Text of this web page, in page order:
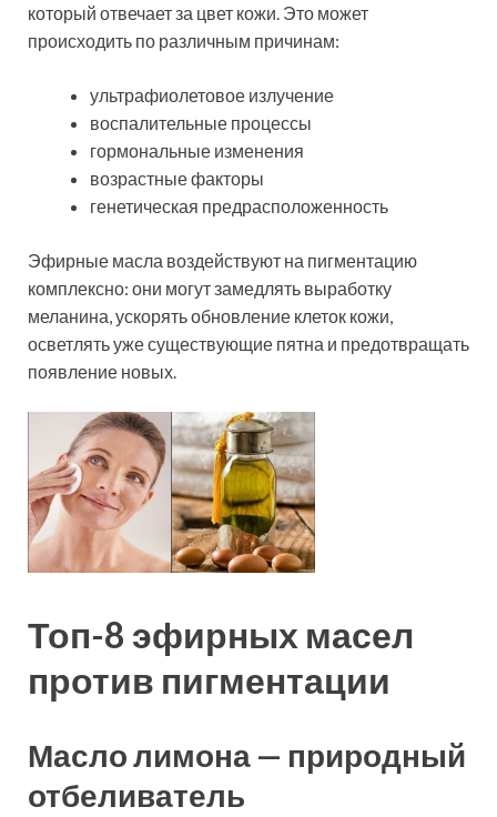
который отвечает за цвет кожи. Это может
происходить по различным причинам:
ультрафиолетовое излучение
воспалительные процессы
гормональные изменения
возрастные факторы
генетическая предрасположенность
Эфирные масла воздействуют на пигментацию
комплексно: они могут замедлять выработку
меланина, ускорять обновление клеток кожи,
осветлять уже существующие пятна и предотвращать
появление новых.
Топ-8 эфирных масел
против пигментации
Масло лимона — природный
отбеливатель